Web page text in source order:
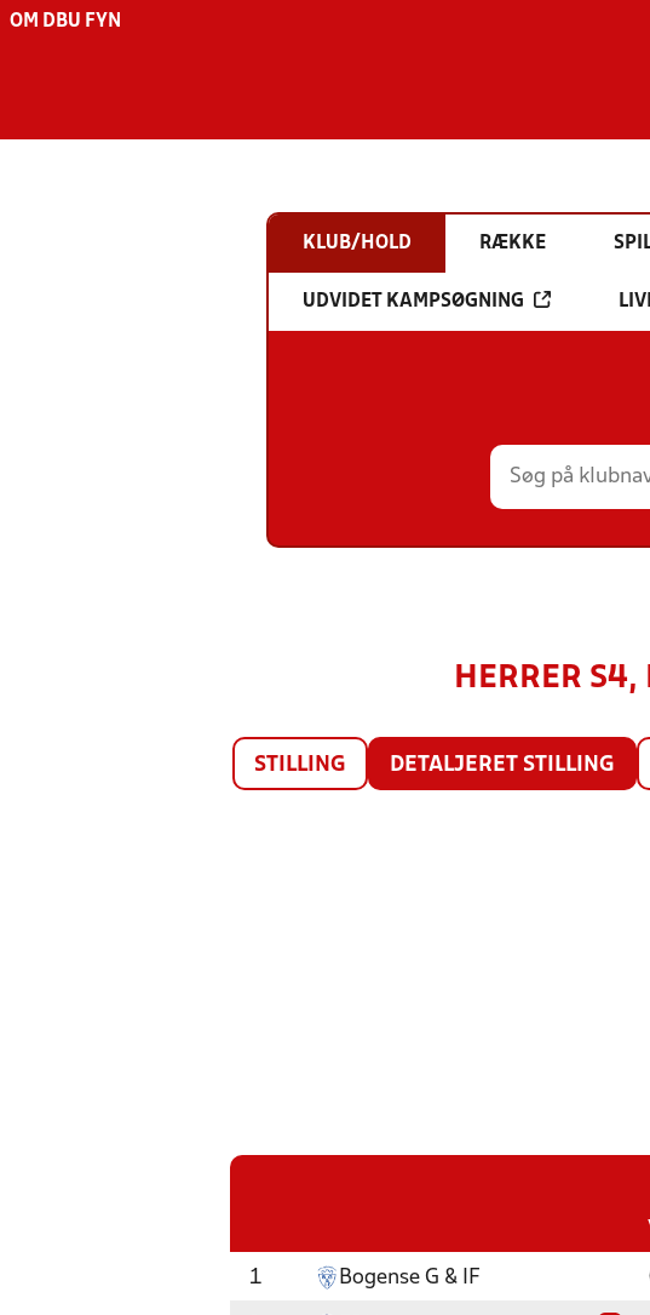
OM DBU FYN
KLUB/HOLD RÆKKE
UDVIDET KAMPSØGNING
HERRER
STILLING DETALJERET STILLING
1 Bogense G & IF